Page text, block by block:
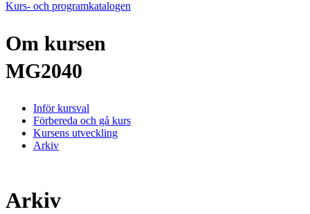
Kurs- och programkatalogen
Om kursen
MG2040
Inför kursval
Förbereda och gå kurs
Kursens utveckling
Arkiv
Arkiv